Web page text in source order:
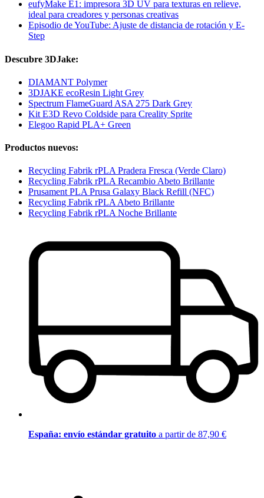
eufyMake E1: impresora 3D UV para texturas en relieve,
ideal para creadores y personas creativas
Episodio de YouTube: Ajuste de distancia de rotación y E-
Step
Descubre 3DJake:
DIAMANT Polymer
3DJAKE ecoResin Light Grey
Spectrum FlameGuard ASA 275 Dark Grey
Kit E3D Revo Coldside para Creality Sprite
Elegoo Rapid PLA+ Green
Productos nuevos:
Recycling Fabrik rPLA Pradera Fresca (Verde Claro)
Recycling Fabrik rPLA Recambio Abeto Brillante
Prusament PLA Prusa Galaxy Black Refill (NFC)
Recycling Fabrik rPLA Abeto Brillante
Recycling Fabrik rPLA Noche Brillante
España: envío estándar gratuito a partir de 87,90 €